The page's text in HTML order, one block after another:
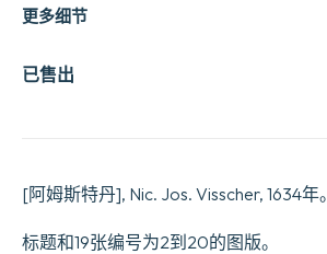
已售出
更多细节
[阿姆斯特丹], Nic. Jos. Visscher, 1634年。
标题和19张编号为2到20的图版。